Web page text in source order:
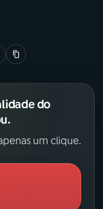
do
um clique.